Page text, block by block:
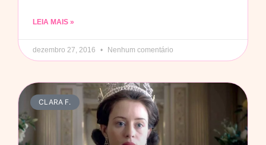
LEIA MAIS »
dezembro 27, 2016 Nenhum comentário
CLARA F.